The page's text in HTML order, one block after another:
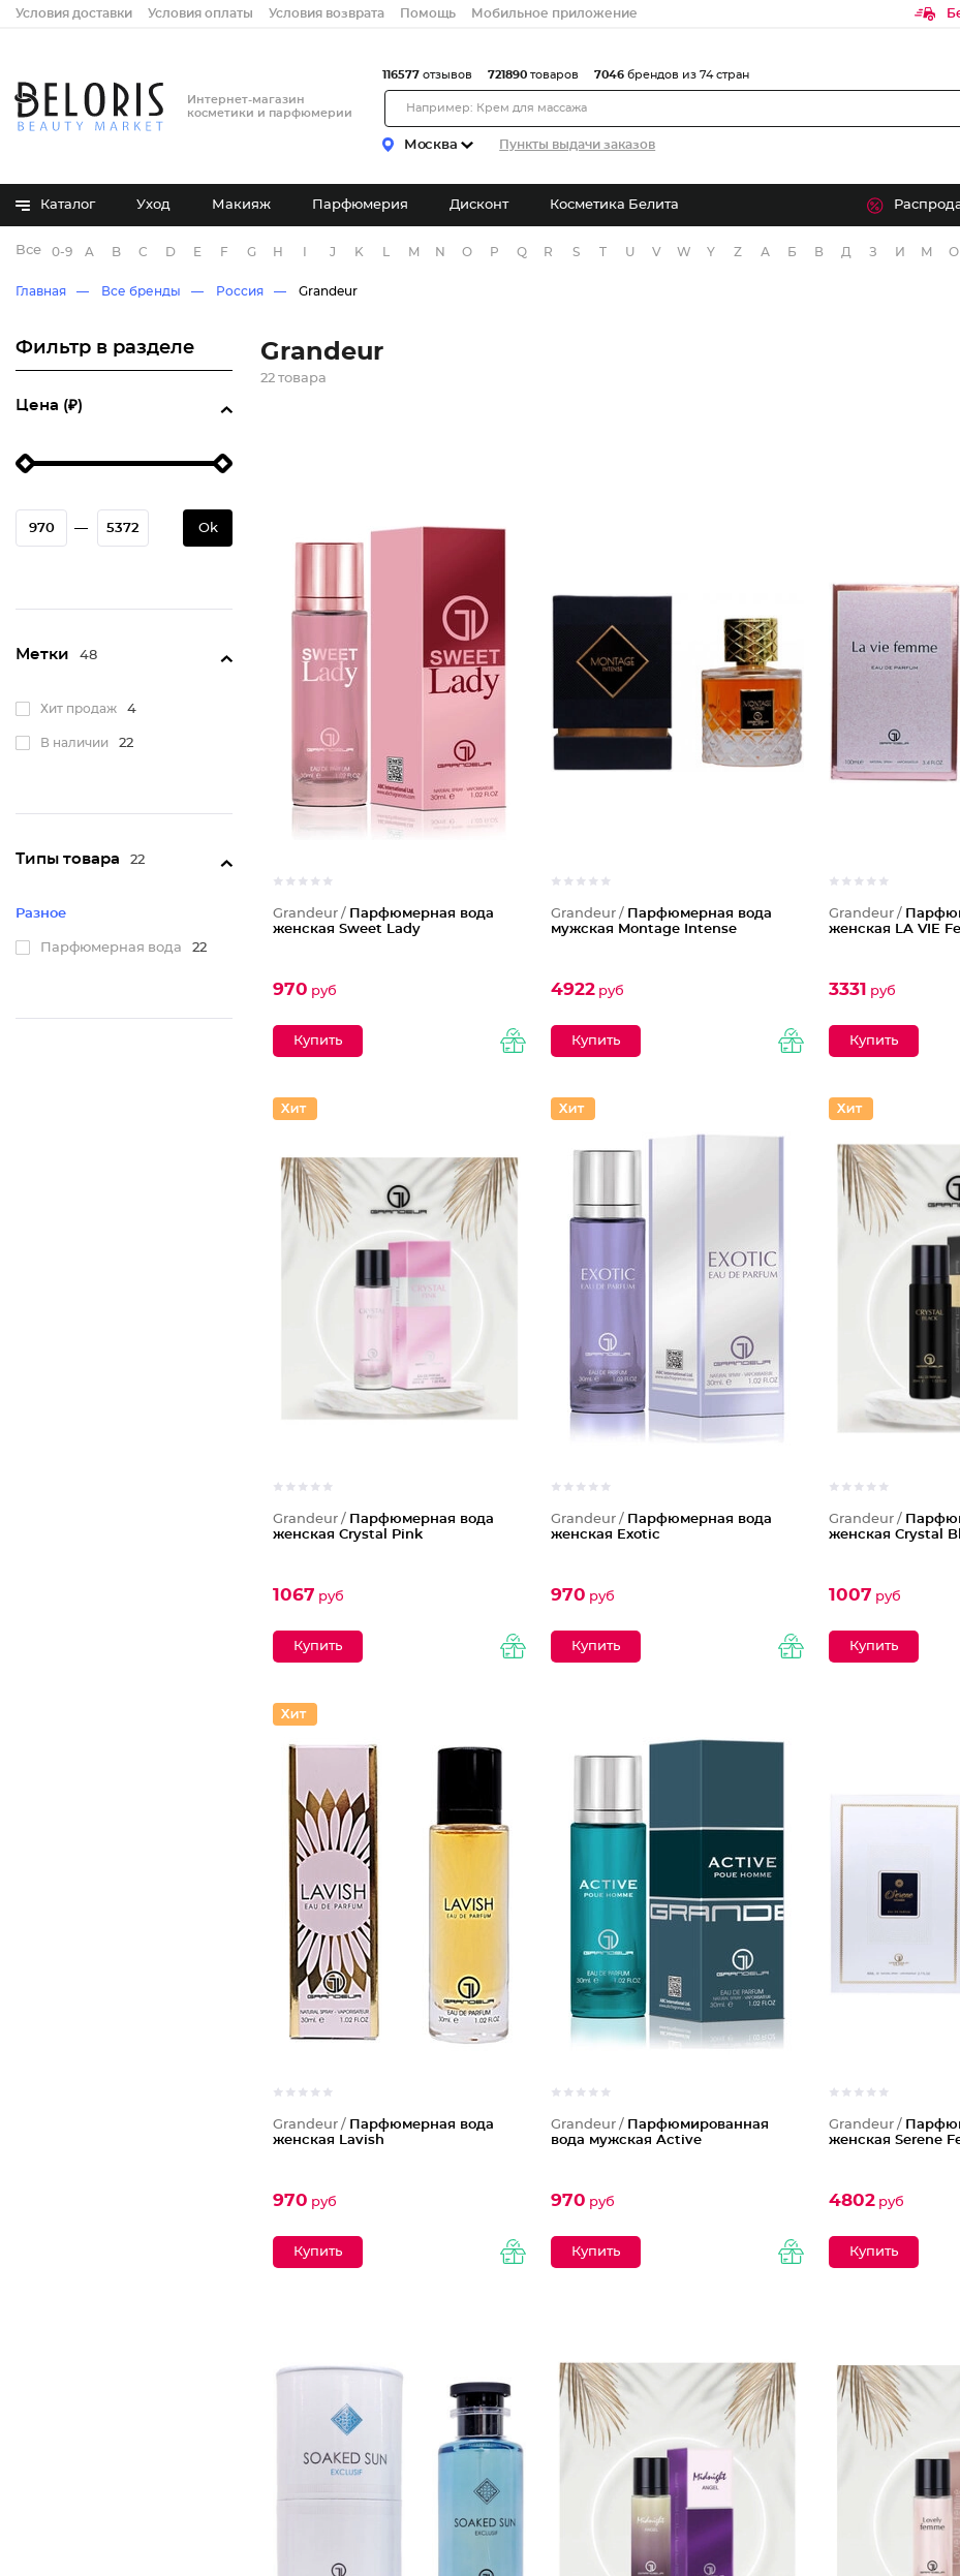
Условия доставки Условия оплаты Условия возврата Помощь Мобильное приложение
Интернет-магазин
косметики и парфюмерии
Москва Пункты выдачи заказов
116577 отзывов 721890 товаров 7046 брендов из 74 стран
Каталог Уход Макияж Парфюмерия Дисконт Косметика Белита
Все бренды
0-9 A B C D E F G H J K M N O P Q R S T U V W Y Z А Б В Д З И М О
Главная Все бренды Россия Grandeur
Фильтр в разделе
Цена (₽)
— Ok
Метки 48
Хит продаж 4
В наличии 22
Типы товара 22
Разное
Парфюмерная вода 22
Grandeur
22 товара
Grandeur /
Парфюмерная вода
женская Sweet Lady
970 руб
Grandeur /
Парфюмерная вода
мужская Montage Intense
4922руб
Grandeur /
женская LA VIE
3331 руб
Grandeur /
Парфюмерная вода
женская Crystal Pink
1067 руб
Grandeur /
Парфюмерная вода
женская Exotic
970 руб
Grandeur /
женская Crystal
1007 руб
Grandeur /
Парфюмерная вода
женская Lavish
970 руб
Grandeur /
Парфюмированная
вода мужская Active
970 руб
Grandeur /
женская Serene
4802 руб